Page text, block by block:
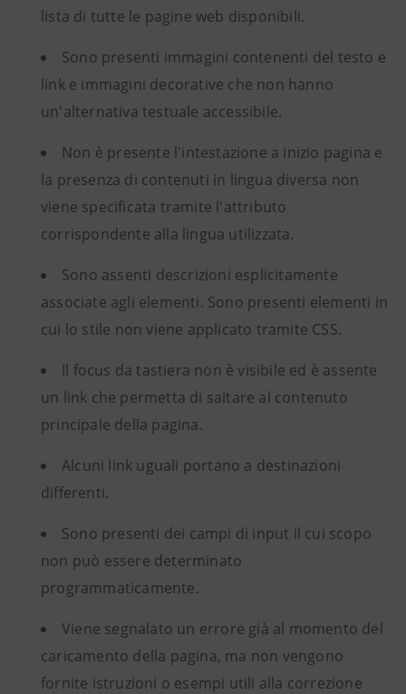
lista di tutte le pagine web disponibili.
Sono presenti immagini contenenti del testo e
link e immagini decorative che non hanno
un'alternativa testuale accessibile.
Non è presente l'intestazione a inizio pagina e
la presenza di contenuti in lingua diversa non
viene specificata tramite l'attributo
corrispondente alla lingua utilizzata.
Sono assenti descrizioni esplicitamente
associate agli elementi. Sono presenti elementi in
cui lo stile non viene applicato tramite CSS.
Il focus da tastiera non è visibile ed è assente
un link che permetta di saltare al contenuto
principale della pagina.
Alcuni link uguali portano a destinazioni
differenti.
Sono presenti dei campi di input il cui scopo
non può essere determinato
programmaticamente.
Viene segnalato un errore già al momento del
caricamento della pagina, ma non vengono
fornite istruzioni o esempi utili alla correzione